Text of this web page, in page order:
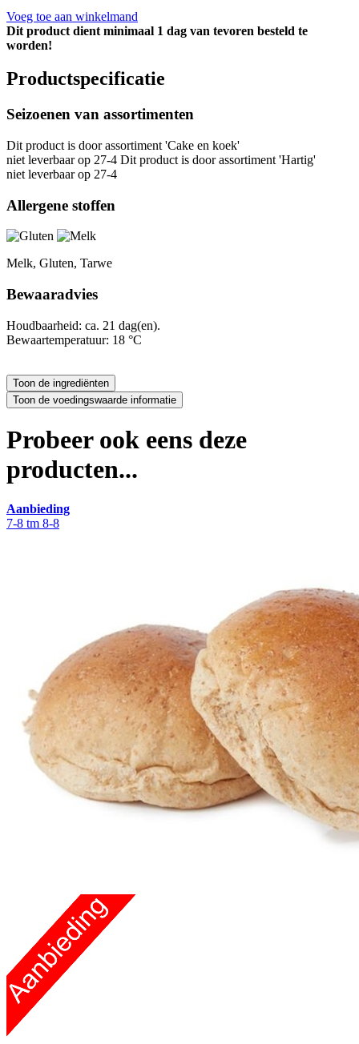
Voeg toe aan winkelmand
Dit product dient minimaal 1 dag van tevoren besteld te
worden!
Productspecificatie
Seizoenen van assortimenten
Dit product is door assortiment 'Cake en koek'
niet leverbaar op 27-4 Dit product is door assortiment 'Hartig'
niet leverbaar op 27-4
Allergene stoffen
Melk, Gluten, Tarwe
Bewaaradvies
Houdbaarheid: ca. 21 dag(en).
Bewaartemperatuur: 18 °C
Probeer ook eens deze
producten...
Aanbieding
7-8 tm 8-8